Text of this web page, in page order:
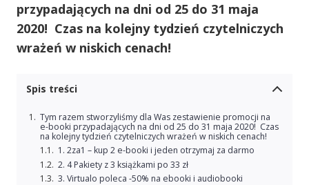
przypadających na dni od 25 do 31 maja
2020! Czas na kolejny tydzień czytelniczych
wrażeń w niskich cenach!
Spis treści
Tym razem stworzyliśmy dla Was zestawienie promocji na
e-booki przypadających na dni od 25 do 31 maja 2020! Czas
na kolejny tydzień czytelniczych wrażeń w niskich cenach!
1. 2za1 – kup 2 e-booki i jeden otrzymaj za darmo
2. 4 Pakiety z 3 książkami po 33 zł
3. Virtualo poleca -50% na ebooki i audiobooki